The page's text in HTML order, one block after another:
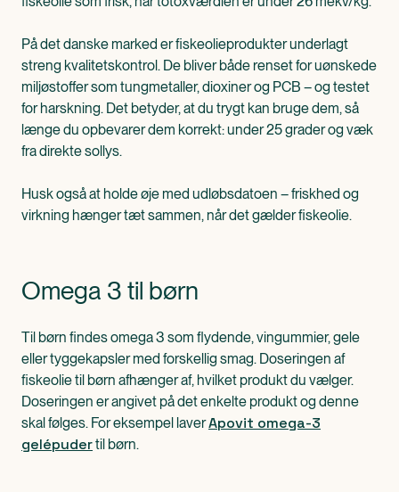
På det danske marked er fiskeolieprodukter underlagt
streng kvalitetskontrol. De bliver både renset for uønskede
miljøstoffer som tungmetaller, dioxiner og PCB – og testet
for harskning. Det betyder, at du trygt kan bruge dem, så
længe du opbevarer dem korrekt: under 25 grader og væk
fra direkte sollys.
Husk også at holde øje med udløbsdatoen – friskhed og
virkning hænger tæt sammen, når det gælder fiskeolie.
Omega 3 til børn
Til børn findes omega 3 som flydende, vingummier, gele
eller tyggekapsler med forskellig smag. Doseringen af
fiskeolie til børn afhænger af, hvilket produkt du vælger.
Doseringen er angivet på det enkelte produkt og denne
skal følges. For eksempel laverApovit omega-3
gelépudertil børn.